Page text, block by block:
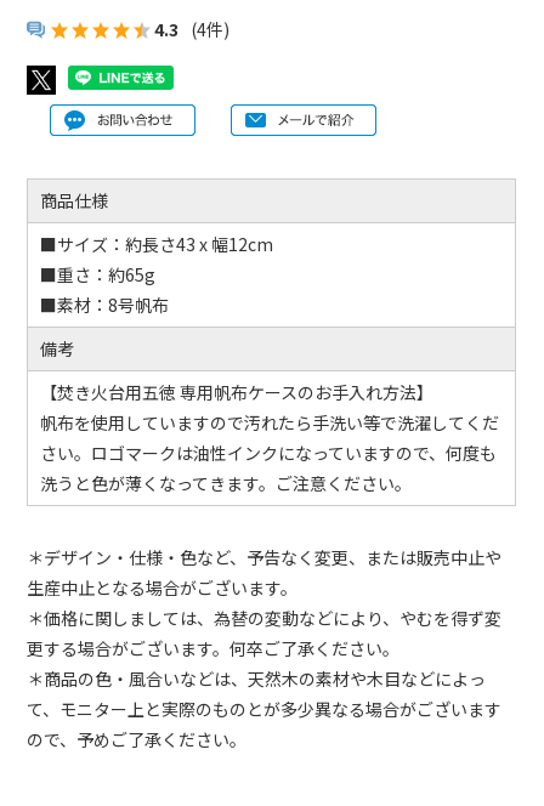
4.3 (4件)
商品仕様
■サイズ：約長さ43 x 幅12cm
■重さ：約65g
■素材：8号帆布
備考
【焚き火台用五徳 専用帆布ケースのお手入れ方法】
帆布を使用していますので汚れたら手洗い等で洗濯してくだ
さい。ロゴマークは油性インクになっていますので、何度も
洗うと色が薄くなってきます。ご注意ください。
＊デザイン・仕様・色など、予告なく変更、または販売中止や
生産中止となる場合がございます。
＊価格に関しましては、為替の変動などにより、やむを得ず変
更する場合がございます。何卒ご了承ください。
＊商品の色・風合いなどは、天然木の素材や木目などによっ
て、モニター上と実際のものとが多少異なる場合がございます
ので、予めご了承ください。